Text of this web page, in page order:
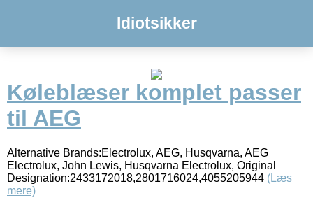
Idiotsikker
Køleblæser komplet passer
til AEG
Alternative Brands:Electrolux, AEG, Husqvarna, AEG
Electrolux, John Lewis, Husqvarna Electrolux, Original
Designation:2433172018,2801716024,4055205944 (Læs
mere)